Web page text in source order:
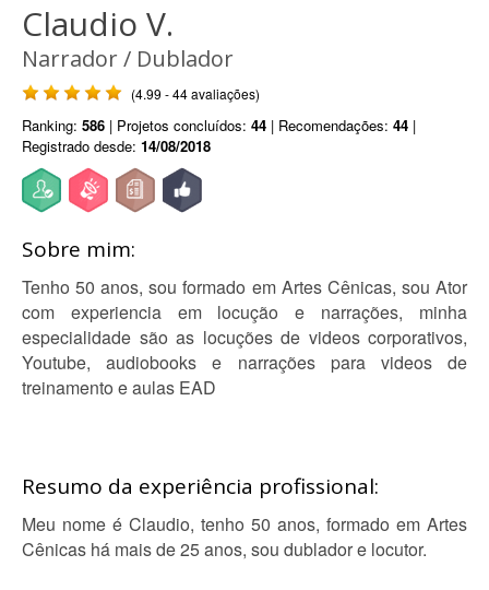
Claudio V.
Narrador / Dublador
(4.99 - 44 avaliações)
Ranking: 586 | Projetos concluídos: 44 | Recomendações: 44 |
Registrado desde: 14/08/2018
Sobre mim:
Tenho 50 anos, sou formado em Artes Cênicas, sou Ator
com experiencia em locução e narrações, minha
especialidade são as locuções de videos corporativos,
Youtube, audiobooks e narrações para videos de
treinamento e aulas EAD
Resumo da experiência profissional:
Meu nome é Claudio, tenho 50 anos, formado em Artes
Cênicas há mais de 25 anos, sou dublador e locutor.